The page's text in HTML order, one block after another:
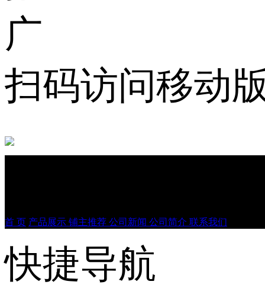
扫码访问移动
首 页 产品展示 铺主推荐 公司新闻 公司简介 联系我们
快捷导航